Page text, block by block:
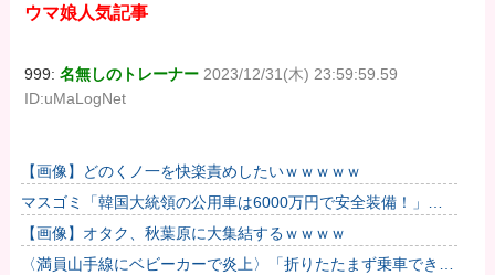
ウマ娘人気記事
999:名無しのトレーナー 2023/12/31(木) 23:59:59.59
ID:uMaLogNet
【画像】どのくノ一を快楽責めしたいｗｗｗｗｗ
マスゴミ「韓国大統領の公用車は6000万円で安全装備！」
「高市の公用車は3000万円で贅沢！」
【画像】オタク、秋葉原に大集結するｗｗｗｗ
〈満員山手線にベビーカーで炎上〉「折りたたまず乗車でき